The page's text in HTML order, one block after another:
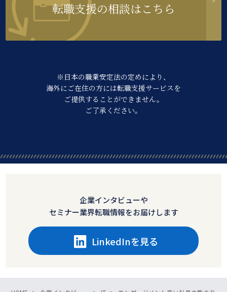
転職支援の相談はこちら
※日本の職業安定法の定めにより、
海外にご在住の方には転職支援サービスを
ご提供することができません。
ご了承ください。
企業インタビューや
セミナー業界転職情報をお届けします
LinkedInを見る